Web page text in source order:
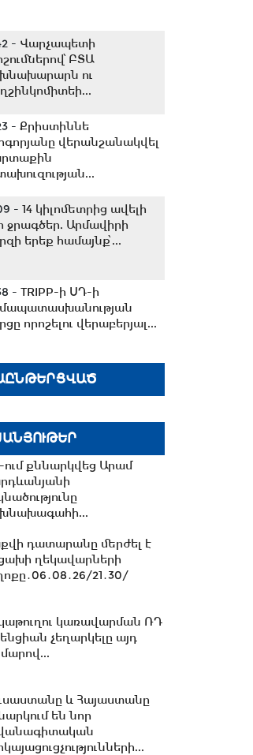
- Վարչապետի
ԲՏԱ
ու
- Քրիստիննե
վերանշանակվել
- 14 կիլոմետրից ավելի
ջրագծեր. Արմավիրի
երեք համայնք՝...
- TRIPP-ի ՍԴ-ի
որոշելու վերաբերյալ...
- Շալվա Պապուաշվիլին
-ՀԷՑ-ը դառնալու է
սեփականություն,
է
-Խնդիր ենք դրել 2026-
թթ.-ին պետությանը
-Կոնգոյում Էբոլայի
նոր դեպքերի
կրկնապատկվել...
-«Մուլտի գրուպ»
տնօրեն Արթուր
կալանավորվել...
քննարկվեց Արամ
դատարանը մերժել է
ղեկավարների
21․30/
կառավարման ՌԴ
չեղարկելը այդ
և Հայաստանը
են նոր